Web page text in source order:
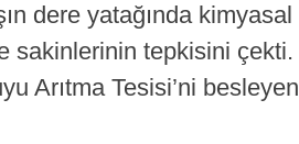
dere yatağında kimyasal
sakinlerinin tepkisini çekti.
Arıtma Tesisi’ni besleyen